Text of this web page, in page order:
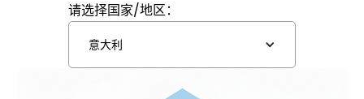
请选择国家/地区：
意大利